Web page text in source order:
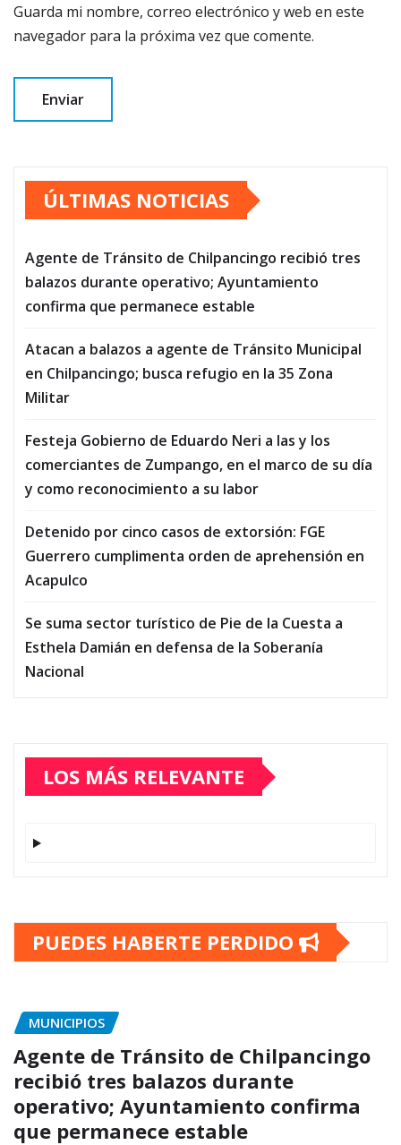
Guarda mi nombre, correo electrónico y web en este
navegador para la próxima vez que comente.
ÚLTIMAS NOTICIAS
Agente de Tránsito de Chilpancingo recibió tres
balazos durante operativo; Ayuntamiento
confirma que permanece estable
Atacan a balazos a agente de Tránsito Municipal
en Chilpancingo; busca refugio en la 35 Zona
Militar
Festeja Gobierno de Eduardo Neri a las y los
comerciantes de Zumpango, en el marco de su día
y como reconocimiento a su labor
Detenido por cinco casos de extorsión: FGE
Guerrero cumplimenta orden de aprehensión en
Acapulco
Se suma sector turístico de Pie de la Cuesta a
Esthela Damián en defensa de la Soberanía
Nacional
LOS MÁS RELEVANTE
PUEDES HABERTE PERDIDO
MUNICIPIOS
Agente de Tránsito de Chilpancingo
recibió tres balazos durante
operativo; Ayuntamiento confirma
que permanece estable